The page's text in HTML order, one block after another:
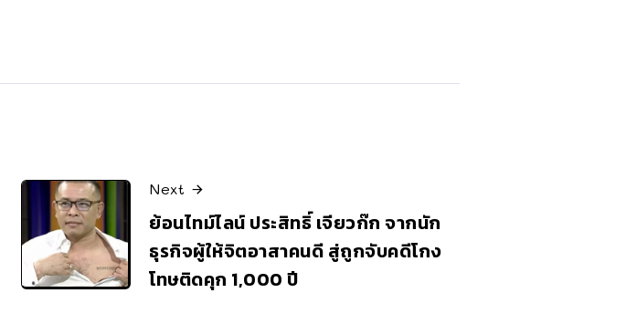
Next
ย้อนไทม์ไลน์ ประสิทธิ์ เจียวก๊ก จากนัก
ธุรกิจผู้ให้จิตอาสาคนดี สู่ถูกจับคดีโกง
โทษติดคุก 1,000 ปี